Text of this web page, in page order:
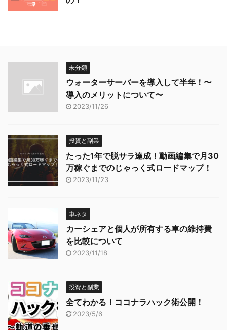
未分類
ウォーターサーバーを導入して半年！〜
導入のメリットについて〜
2023/11/26
投資と副業
たった1年で脱サラ達成！動画編集で月30
万稼ぐまでのじゃっく式ロードマップ！
2023/11/23
車ネタ
カーシェアと個人が所有する車の維持費
を比較について
2023/11/18
投資と副業
全てわかる！ココナラハック術公開！
2023/5/6